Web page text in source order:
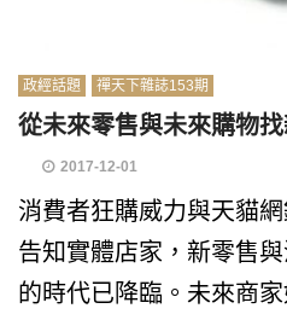
政經話題 禪天下雜誌153期
從未來零售與未來購物
2017-12-01
消費者狂購威力與天貓
告知實體店家，新零售
的時代已降臨。未來商